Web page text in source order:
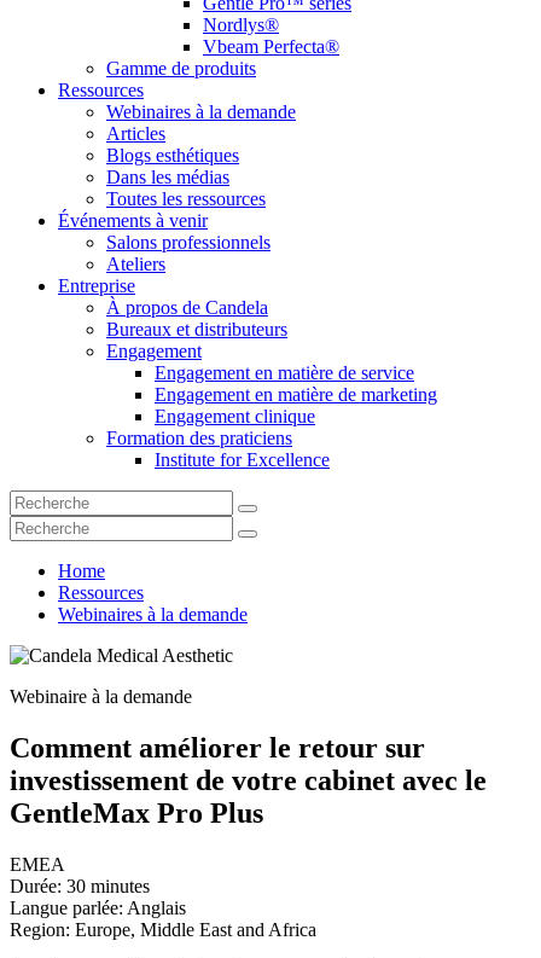
Nordlys®
Vbeam Perfecta®
Gamme de produits
Ressources
Webinaires à la demande
Articles
Blogs esthétiques
Dans les médias
Toutes les ressources
Événements à venir
Salons professionnels
Ateliers
Entreprise
À propos de Candela
Bureaux et distributeurs
Engagement
Engagement en matière de service
Engagement en matière de marketing
Engagement clinique
Formation des praticiens
Institute for Excellence
Home
Ressources
Webinaires à la demande
Webinaire à la demande
Comment améliorer le retour sur
investissement de votre cabinet avec le
GentleMax Pro Plus
EMEA
Durée: 30 minutes
Langue parlée: Anglais
Region: Europe, Middle East and Africa